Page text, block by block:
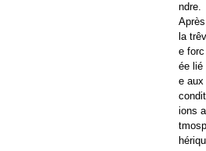
ndre.
Après
la trêv
e forc
ée lié
e aux
condit
ions a
tmosp
hériqu